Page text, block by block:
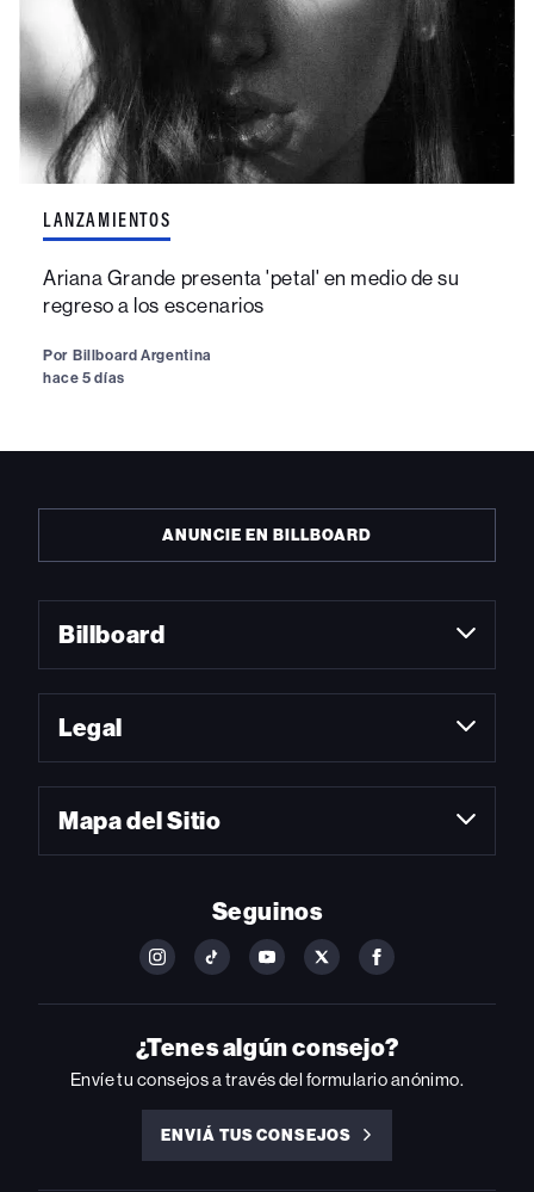
LANZAMIENTOS
Ariana Grande presenta 'petal' en medio de su
regreso a los escenarios
Por Billboard Argentina
hace 5 días
ANUNCIE EN BILLBOARD
Billboard
Legal
Mapa del Sitio
Seguinos
FOLLOW
ON
INSTAGRAM
FOLLOW
ON
YOUTUBE
FOLLOW
ON
YOUTUBE
FOLLOW
ON
FOLLOW
ON
FACEBOOK
¿Tenes algún consejo?
Envíe tu consejos a través del formulario anónimo.
ENVIÁ TUS CONSEJOS
ENVIÁ
TUS